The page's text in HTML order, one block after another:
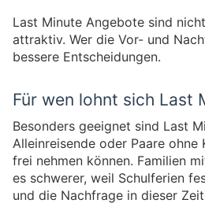
Last Minute Angebote sind
attraktiv. Wer die Vor- und
bessere Entscheidungen.
Für wen lohnt sich Last
Besonders geeignet sind Last
Alleinreisende oder Paare
frei nehmen können. Familien
es schwerer, weil Schulferien
und die Nachfrage in dieser